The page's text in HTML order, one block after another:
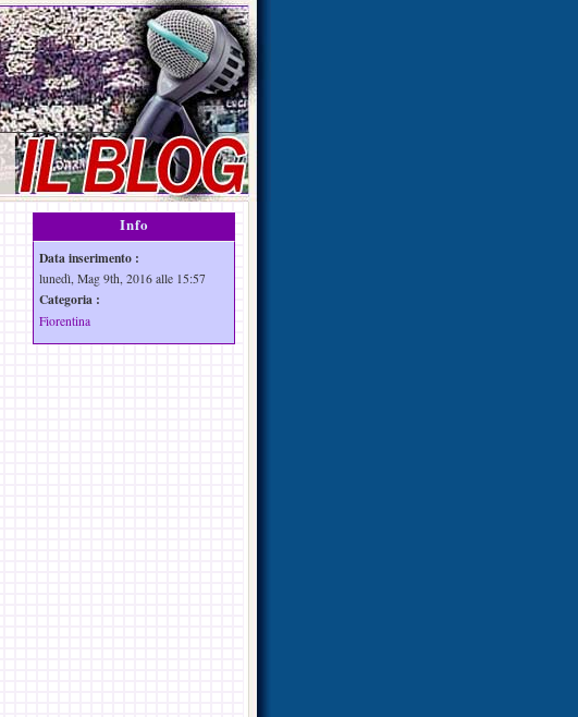
Info
Data inserimento :
lunedì, Mag 9th, 2016 alle 15:57
Categoria :
Fiorentina